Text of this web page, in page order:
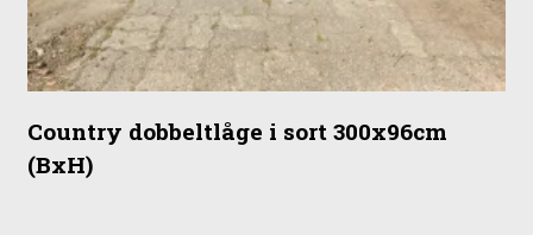
Country dobbeltlåge i sort 300x96cm
(BxH)